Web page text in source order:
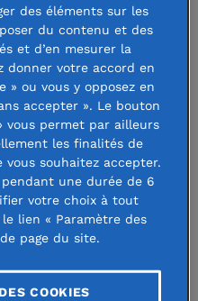
Nationale
Arts de Paris, à
en présence
de Loisy et du
de France
remis chaque
est d’apporter
de la carrière
des éléments sur les
du contenu et des
et d’en mesurer la
donner votre accord en
» ou vous y opposez en
accepter ». Le bouton
vous permet par ailleurs
les finalités de
souhaitez accepter.
une durée de 6
votre choix à tout
lien « Paramètre des
page du site.
COOKIES